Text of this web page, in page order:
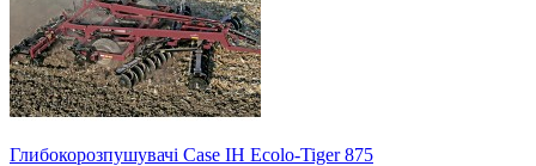
Глибокорозпушувачі Case IH Ecolo-Tiger 875